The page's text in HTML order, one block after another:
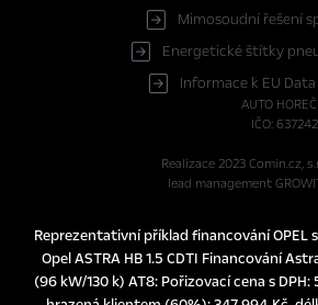
Mimosoudní řešení
Energetické štítky
Informace k EU
AUTO
IČO:
Realizace 2023 Comin.cz,
lead management
Reprezentativní příklad financování OPEL
Opel ASTRA HB 1.5 CDTI Financování
(96 kW/130 k) AT8: Pořizovací cena s